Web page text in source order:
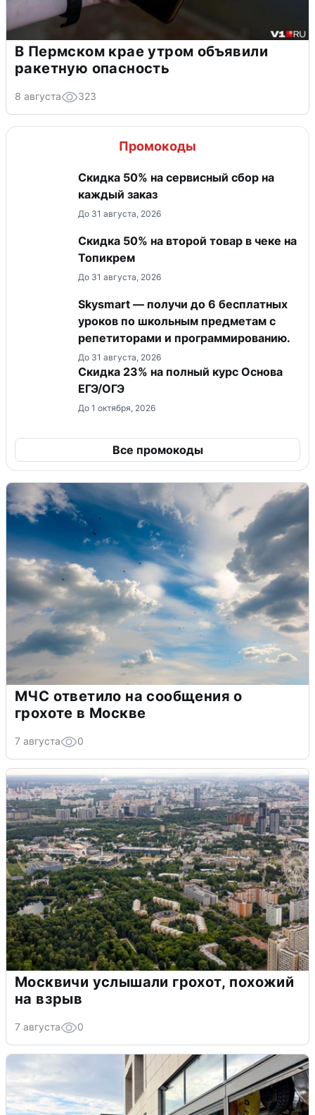
В Пермском крае утром объявили
ракетную опасность
8 августа 323
Промокоды
Скидка 50% на сервисный сбор на
каждый заказ
До 31 августа, 2026
Скидка 50% на второй товар в чеке на
Топикрем
До 31 августа, 2026
Skysmart — получи до 6 бесплатных
уроков по школьным предметам с
репетиторами и программированию.
До 31 августа, 2026
Скидка 23% на полный курс Основа
ЕГЭ/ОГЭ
До 1 октября, 2026
Все промокоды
МЧС ответило на сообщения о
грохоте в Москве
7 августа 0
Москвичи услышали грохот, похожий
на взрыв
7 августа 0